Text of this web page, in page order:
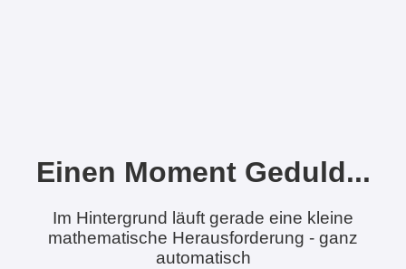
Einen Moment Geduld...
Im Hintergrund läuft gerade eine kleine
mathematische Herausforderung - ganz
automatisch